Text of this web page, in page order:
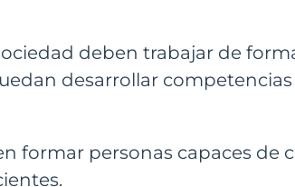
deben trabajar de
desarrollar competencias
formar personas capaces de